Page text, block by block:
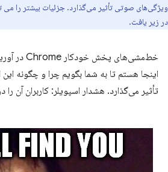
ویژگی‌های صوتی تأثیر می‌گذارد. جزئیات بیشتر را
در زیر یافت.
اینجا هستم تا به شما بگویم چرا و چگونه
تأثیر می‌گذارد. هشدار اسپویلر: کاربران آن